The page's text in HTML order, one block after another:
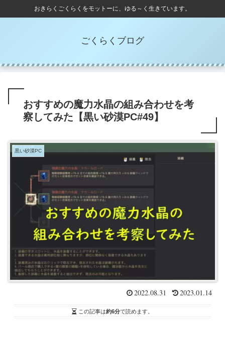
おきらくごくらくをモットーに、ゆる～く生きています。
ごくらくブログ
おすすめの魔力水晶の組み合わせを考
察してみた【黒い砂漠PC#49】
黒い砂漠PC
2022.08.31 2023.01.14
この記事は約6分で読めます。